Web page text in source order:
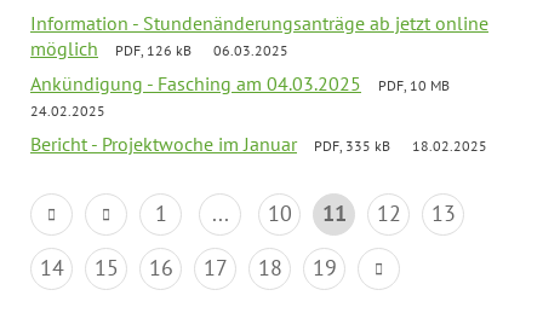
Information - Stundenänderungsanträge ab jetzt online
möglich
PDF, 126 kB 06.03.2025
Ankündigung - Fasching am 04.03.2025
PDF, 10 MB
24.02.2025
Bericht - Projektwoche im Januar PDF, 335 kB 18.02.2025
1 ... 10 11 12
13
14
15 16 17 18 19